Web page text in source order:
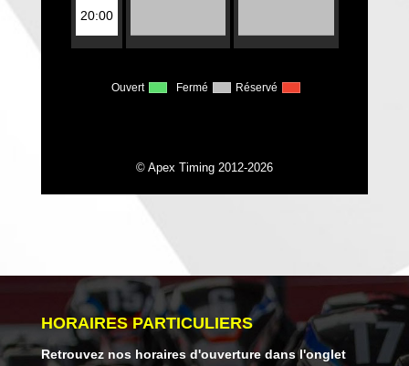
HORAIRES PARTICULIERS
Retrouvez nos horaires d'ouverture dans l'onglet